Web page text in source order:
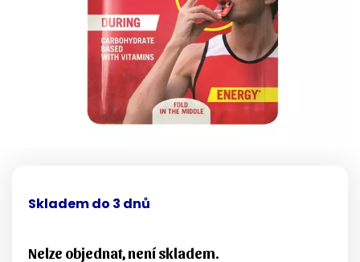
Skladem do 3 dnů
Nelze objednat, není skladem.